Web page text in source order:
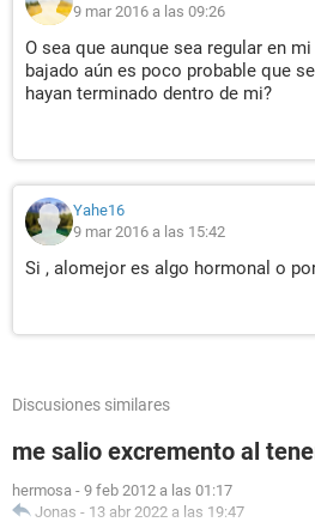
9 mar 2016 a las 09:26
O sea que aunque sea regular en
bajado aún es poco probable que
hayan terminado dentro de mi?
Yahe16
9 mar 2016 a las 15:42
Si , alomejor es algo hormonal o
Discusiones similares
me salio excremento al
hermosa - 9 feb 2012 a las 01:17
Jonas - 13 abr 2022 a las 19:47